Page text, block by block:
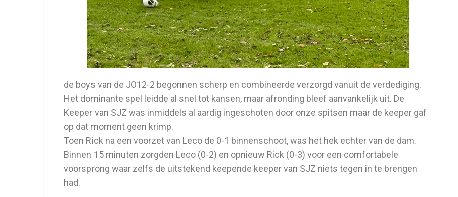
de boys van de JO12-2 begonnen scherp en combineerde verzorgd vanuit de verdediging.
Het dominante spel leidde al snel tot kansen, maar afronding bleef aanvankelijk uit. De
Keeper van SJZ was inmiddels al aardig ingeschoten door onze spitsen maar de keeper gaf
op dat moment geen krimp.
Toen Rick na een voorzet van Leco de 0-1 binnenschoot, was het hek echter van de dam.
Binnen 15 minuten zorgden Leco (0-2) en opnieuw Rick (0-3) voor een comfortabele
voorsprong waar zelfs de uitstekend keepende keeper van SJZ niets tegen in te brengen
had.